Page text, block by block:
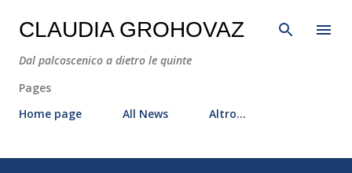
Passa ai contenuti principali
CLAUDIA GROHOVAZ
Dal palcoscenico a dietro le quinte
Pages
Home page
All News Altro…